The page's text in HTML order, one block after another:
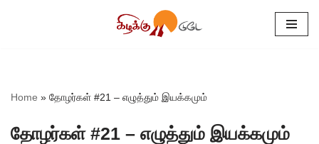
Home » தோழர்கள் #21 – எழுத்தும் இயக்கமும்
தோழர்கள் #21 – எழுத்தும் இயக்கமும்